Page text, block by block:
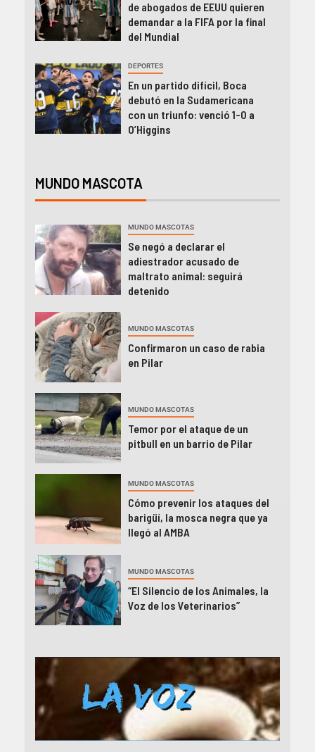
de abogados de EEUU quieren
demandar a la FIFA por la final
del Mundial
DEPORTES
En un partido difícil, Boca
debutó en la Sudamericana
con un triunfo: venció 1-0 a
O’Higgins
MUNDO MASCOTA
MUNDO MASCOTAS
Se negó a declarar el
adiestrador acusado de
maltrato animal: seguirá
detenido
MUNDO MASCOTAS
Confirmaron un caso de rabia
en Pilar
MUNDO MASCOTAS
Temor por el ataque de un
pitbull en un barrio de Pilar
MUNDO MASCOTAS
Cómo prevenir los ataques del
barigüí, la mosca negra que ya
llegó al AMBA
MUNDO MASCOTAS
“El Silencio de los Animales, la
Voz de los Veterinarios”